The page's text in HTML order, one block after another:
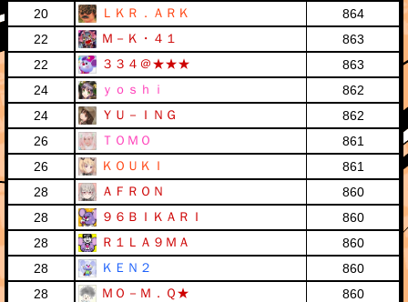
20
ＬＫＲ．ＡＲＫ
864
22
Ｍ－Ｋ・４１
863
22
３３４＠★★★
863
24
ｙｏｓｈｉ
862
24
ＹＵ－ＩＮＧ
862
26
ＴＯＭＯ
861
26
ＫＯＵＫＩ
861
28
ＡＦＲＯＮ
860
28
９６ＢＩＫＡＲＩ
860
28
Ｒ１ＬＡ９ＭＡ
860
28
ＫＥＮ２
860
28
ＭＯ－Ｍ．Ｑ★
860